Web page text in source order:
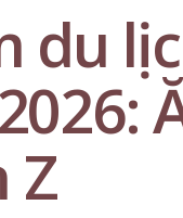
du
Z